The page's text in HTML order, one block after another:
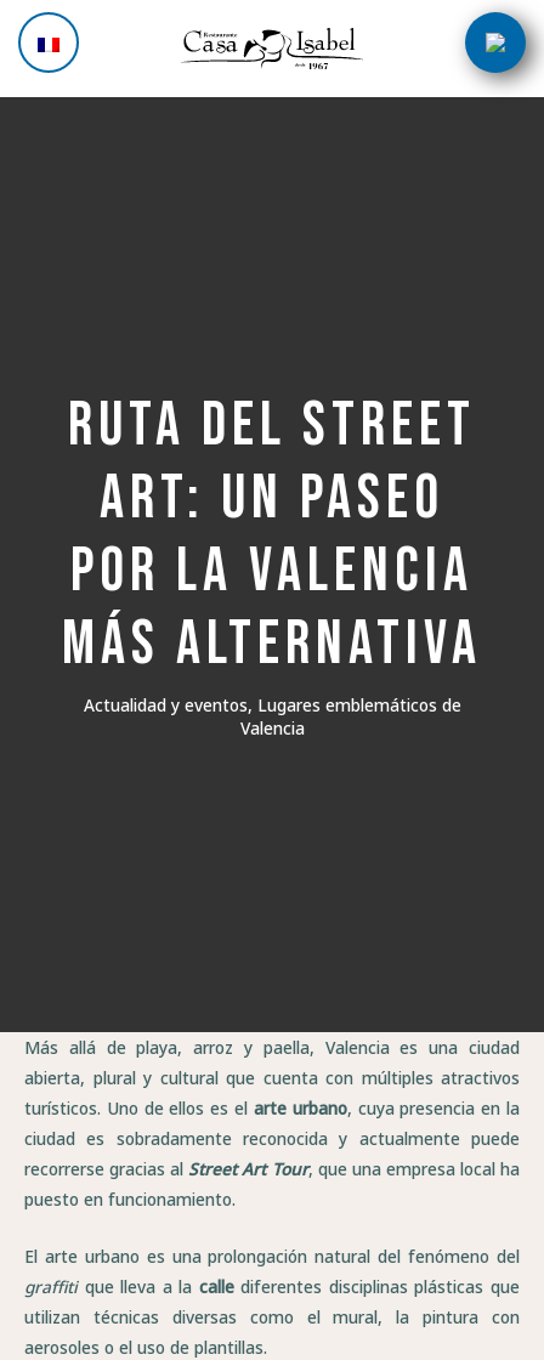
Aller
contenu
Ruta del street
art: un paseo
por la Valencia
más alternativa
Actualidad y eventos, Lugares emblemáticos de
Valencia
Más allá de playa, arroz y paella, Valencia es una ciudad
abierta, plural y cultural que cuenta con múltiples atractivos
turísticos. Uno de ellos es el arte urbano, cuya presencia en la
ciudad es sobradamente reconocida y actualmente puede
recorrerse gracias al Street Art Tour, que una empresa local ha
puesto en funcionamiento.
El arte urbano es una prolongación natural del fenómeno del
graffiti que lleva a la callediferentes disciplinas plásticas que
utilizan técnicas diversas como el mural, la pintura con
aerosoles o el uso de plantillas.
Navigation
des
articles